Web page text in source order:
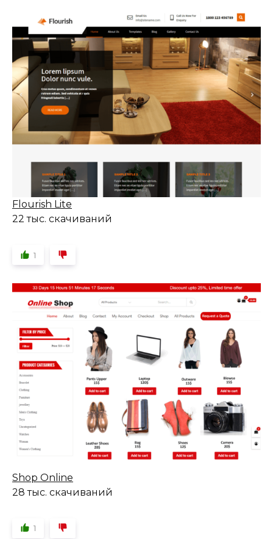
Flourish Lite
22 тыс. скачиваний
1
Shop Online
28 тыс. скачиваний
1